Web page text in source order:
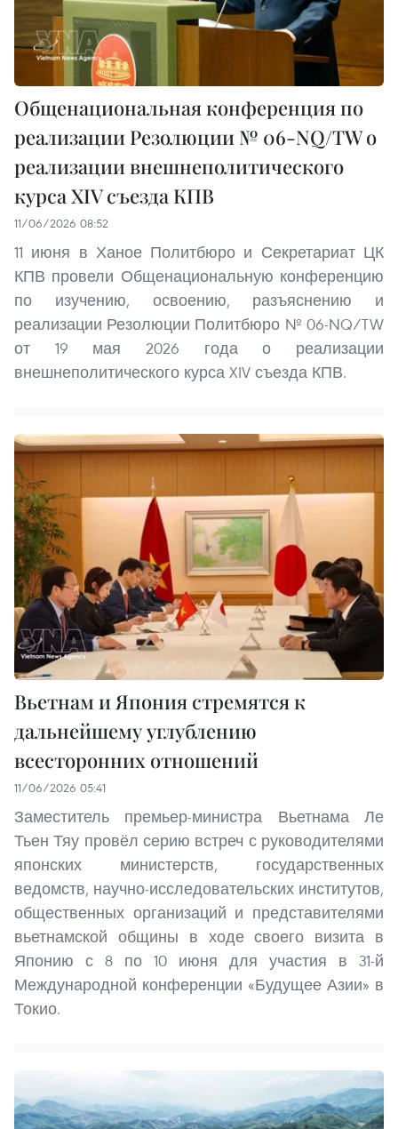
Общенациональная конференция по
реализации Резолюции № 06-NQ/TW о
реализации внешнеполитического
курса XIV съезда КПВ
11/06/2026 08:52
11 июня в Ханое Политбюро и Секретариат ЦК
КПВ провели Общенациональную конференцию
по изучению, освоению, разъяснению и
реализации Резолюции Политбюро № 06-NQ/TW
от 19 мая 2026 года о реализации
внешнеполитического курса XIV съезда КПВ.
Вьетнам и Япония стремятся к
дальнейшему углублению
всесторонних отношений
11/06/2026 05:41
Заместитель премьер-министра Вьетнама Ле
Тьен Тяу провёл серию встреч с руководителями
японских министерств, государственных
ведомств, научно-исследовательских институтов,
общественных организаций и представителями
вьетнамской общины в ходе своего визита в
Японию с 8 по 10 июня для участия в 31-й
Международной конференции «Будущее Азии» в
Токио.